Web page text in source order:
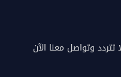
وتواصل معنا الآن